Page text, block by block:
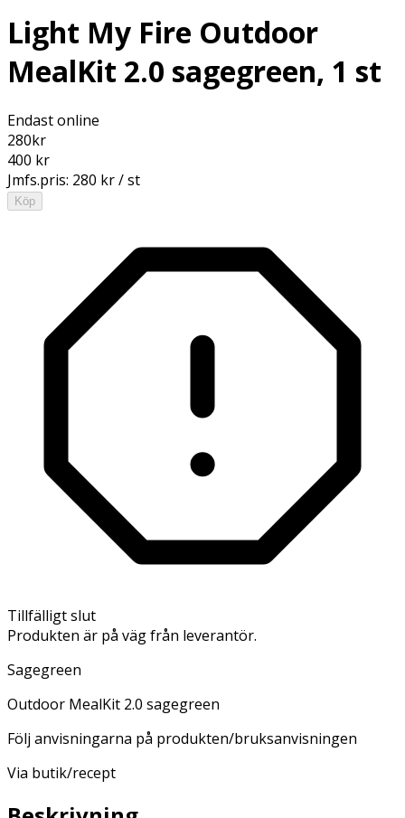
Light My Fire Outdoor
MealKit 2.0 sagegreen, 1 st
Endast online
280kr
400 kr
Jmfs.pris: 280 kr / st
Köp
Tillfälligt slut
Produkten är på väg från leverantör.
Sagegreen
Outdoor MealKit 2.0 sagegreen
Följ anvisningarna på produkten/bruksanvisningen
Via butik/recept